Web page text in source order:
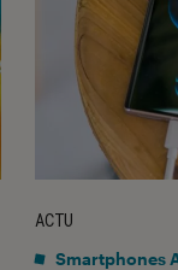
ACTU
Smartphones